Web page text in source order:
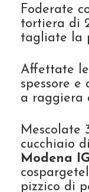
Foderate
tortiera di
tagliate la
Affettate
spessore
a raggiera
Mescolate
cucchiaio di
Modena
pizzico di